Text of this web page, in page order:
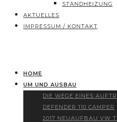
STANDHEIZUNG
AKTUELLES
IMPRESSUM / KONTAKT
HOME
UM UND AUSBAU
DIE WEGE EINES
DEFENDER 110 CAMPER
2017 NEUAUFBAU VW